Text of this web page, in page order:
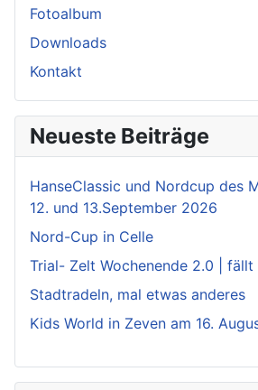
Fotoalbum
Downloads
Kontakt
Neueste Beiträge
HanseClassic und Nordcup des
12. und 13.September 2026
Nord-Cup in Celle
Trial- Zelt Wochenende 2.0 | fällt
Stadtradeln, mal etwas anderes
Kids World in Zeven am 16.